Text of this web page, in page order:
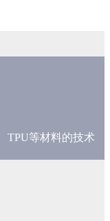
TPU等材料的技术